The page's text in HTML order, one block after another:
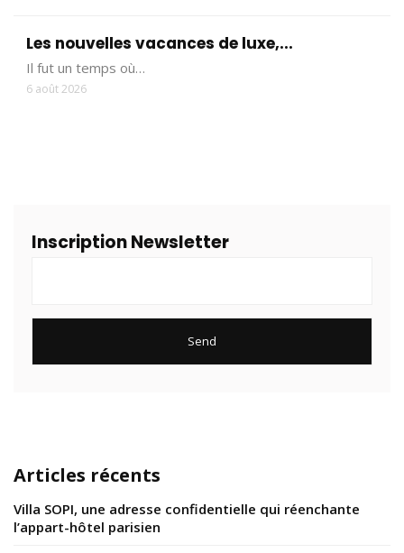
Les nouvelles vacances de luxe,...
Il fut un temps où…
6 août 2026
Inscription Newsletter
Articles récents
Villa SOPI, une adresse confidentielle qui réenchante
l’appart-hôtel parisien